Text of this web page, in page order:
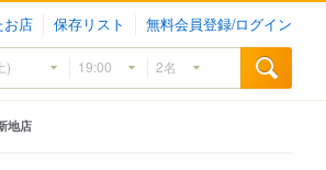
お店 保存リスト 無料会員登録/ログイン
地店